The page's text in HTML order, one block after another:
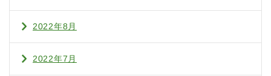
2022年8月
2022年7月